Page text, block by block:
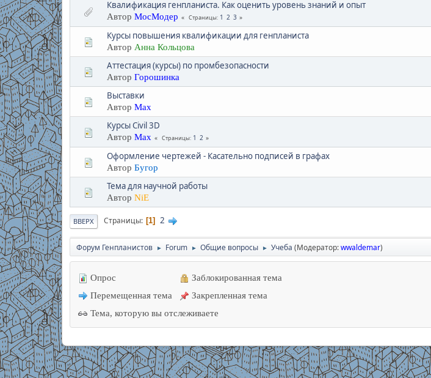
Квалификация генпланиста. Как оценить уровень знаний и опыт
Автор МосМодер Страницы 1 2 3
Курсы повышения квалификации для генпланиста
Автор Анна Кольцова
Аттестация (курсы) по промбезопасности
Автор Горошинка
Выставки
Автор Max
Курсы Civil 3D
Автор Max Страницы 1 2
Оформление чертежей - Касательно подписей в графах
Автор Бугор
Тема для научной работы
Автор NiE
ВВЕРХ Страницы 1 2
Форум Генпланистов ► Forum ► Общие вопросы ► Учеба (Модератор:wwaldemar)
Опрос
Перемещенная тема
Заблокированная тема
Закрепленная тема
Тема, которую вы отслеживаете